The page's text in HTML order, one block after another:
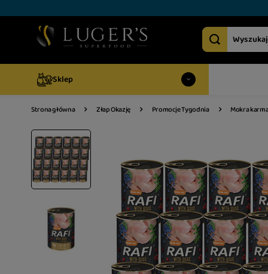
Sklep
Strona główna Złap Okazję Promocje Tygodnia Mokra